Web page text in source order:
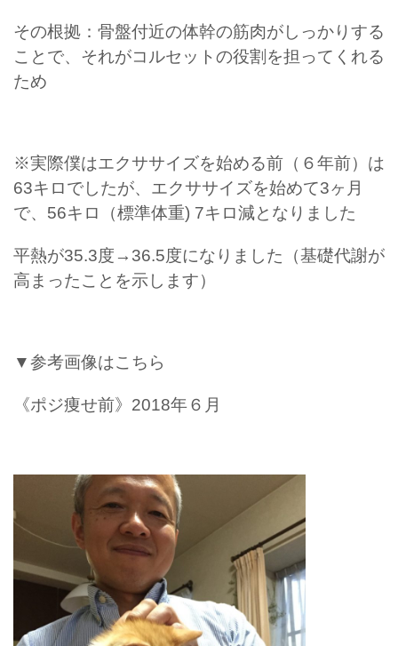
その根拠：骨盤付近の体幹の筋肉がしっかりする
ことで、それがコルセットの役割を担ってくれる
ため
※実際僕はエクササイズを始める前（６年前）は
63キロでしたが、エクササイズを始めて3ヶ月
で、56キロ（標準体重) 7キロ減となりました
平熱が35.3度→36.5度になりました（基礎代謝が
高まったことを示します）
▼参考画像はこちら
《ポジ痩せ前》2018年６月